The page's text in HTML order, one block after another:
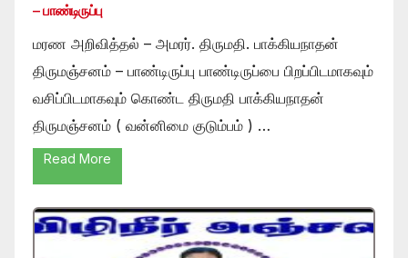
– பாண்டிருப்பு
மரண அறிவித்தல் – அமரர். திருமதி. பாக்கியநாதன்
திருமஞ்சனம் – பாண்டிருப்பு பாண்டிருப்பை பிறப்பிடமாகவும்
வசிப்பிடமாகவும் கொண்ட திருமதி பாக்கியநாதன்
திருமஞ்சனம் ( வன்னிமை குடும்பம் ) …
Read More